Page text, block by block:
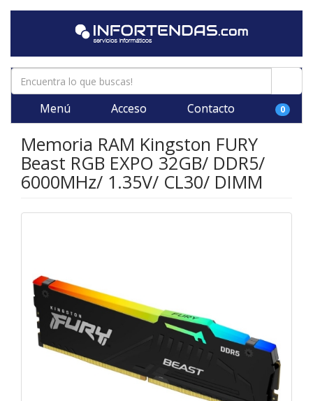
Menú Acceso Contacto 0
Memoria RAM Kingston FURY
Beast RGB EXPO 32GB/ DDR5/
6000MHz/ 1.35V/ CL30/ DIMM